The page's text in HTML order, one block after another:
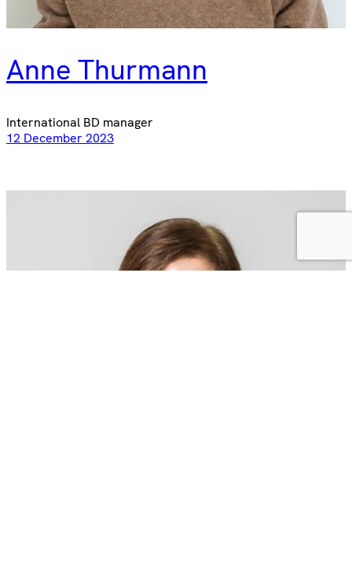
Anne Thurmann
International BD manager
12 December 2023